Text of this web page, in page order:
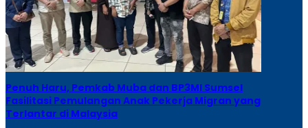
Penuh Haru, Pemkab Muba dan BP3MI Sumsel
Fasilitasi Pemulangan Anak Pekerja Migran yang
Terlantar di Malaysia